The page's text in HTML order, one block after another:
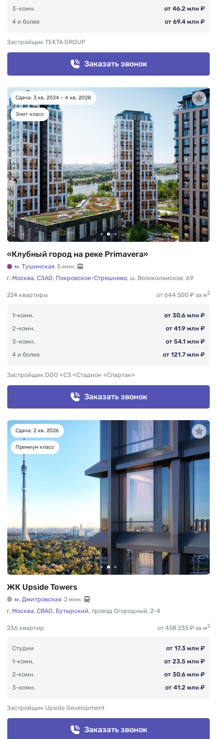
3-комн.
от 46.2 млн ₽
4 и более
от 69.4 млн ₽
Застройщик TEKTA GROUP
Заказать звонок
«Клубный город на реке Primavera»
м. Тушинская 5 мин.
г. Москва, СЗАО, Покровское-Стрешнево, ш. Волоколамское, 69
224 квартиры от 644 500 ₽ за м2
1-комн.
от 30.6 млн ₽
2-комн.
от 41.9 млн ₽
3-комн.
от 54.1 млн ₽
4 и более
от 121.7 млн ₽
Застройщик ООО «СЗ «Стадион «Спартак»
Заказать звонок
Сдача: 3 кв. 2024 – 4 кв. 2028
Элит класс
ЖК Upside Towers
м. Дмитровская 2 мин.
г. Москва, СВАО, Бутырский, проезд Огородный, 2-4
236 квартир от 458 235 ₽ за м2
Студии
от 17.3 млн ₽
1-комн.
от 23.5 млн ₽
2-комн.
от 30.6 млн ₽
3-комн.
от 41.2 млн ₽
Застройщик Upside Development
Заказать звонок
Сдача: 2 кв. 2026
Премиум класс